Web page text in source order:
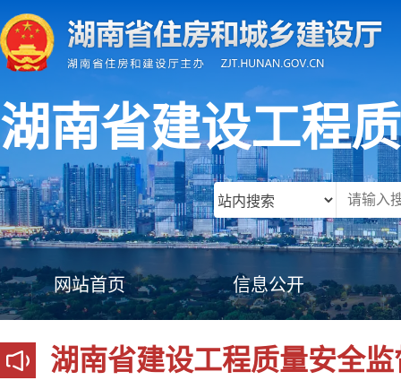
湖南省建设工程
网站首页 信息公开
湖南省建设工程质量安全